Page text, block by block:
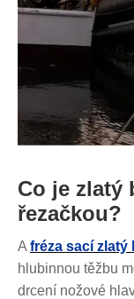
Co je zlatý
řezačkou?
A fréza sací zlatý
hlubinnou těžbu
drcení nožové